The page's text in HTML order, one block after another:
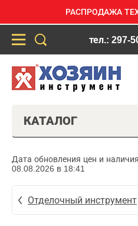
РАСПРОДАЖА
тел.: 297-
КАТАЛОГ
Дата обновления цен и
08.08.2026 в 18:41
Отделочный инструмент